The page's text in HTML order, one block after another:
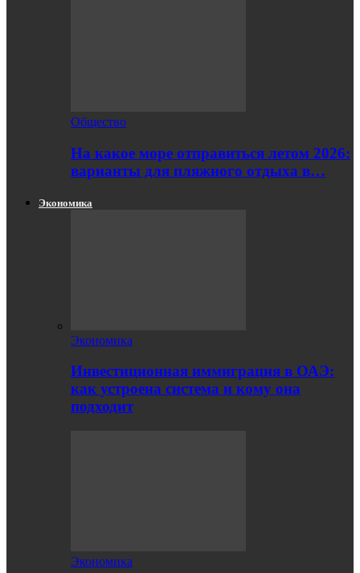
Общество
На какое море отправиться летом 2026:
варианты для пляжного отдыха в…
Экономика
Экономика
Инвестиционная иммиграция в ОАЭ:
как устроена система и кому она
подходит
Экономика